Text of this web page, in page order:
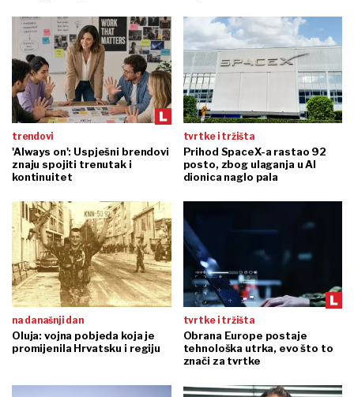
trendovi
'Always on': Uspješni brendovi
znaju spojiti trenutak i
kontinuitet
tvrtke i tržišta
Prihod SpaceX-a rastao 92
posto, zbog ulaganja u AI
dionica naglo pala
na današnji dan
Oluja: vojna pobjeda koja je
promijenila Hrvatsku i regiju
tvrtke i tržišta
Obrana Europe postaje
tehnološka utrka, evo što to
znači za tvrtke